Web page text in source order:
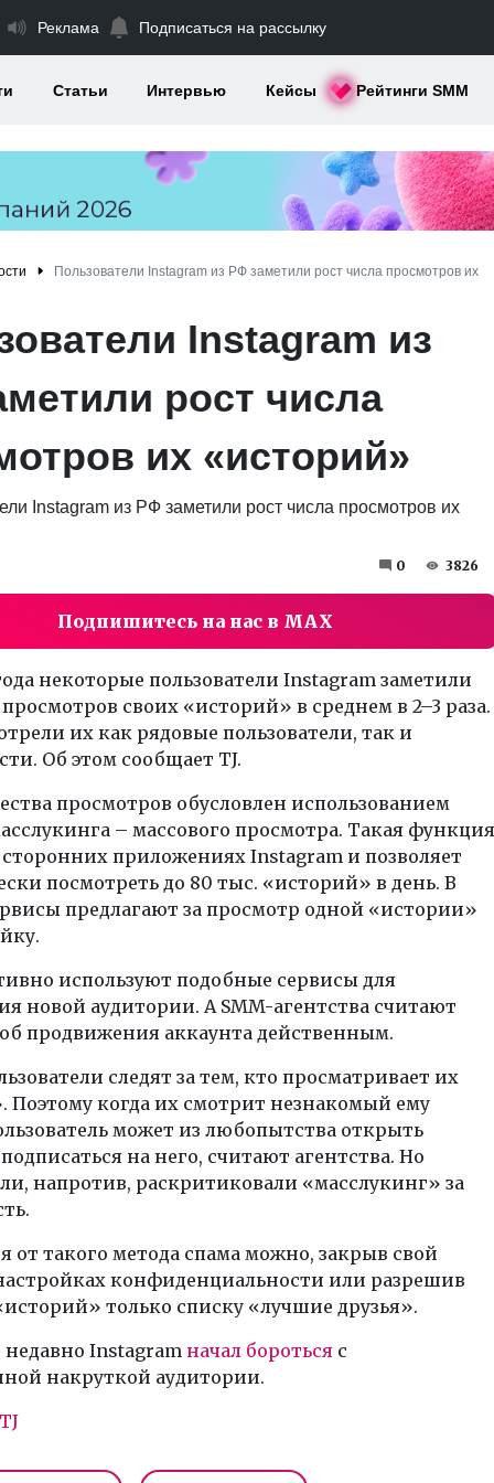
Реклама Подписаться на рассылку
Статьи Интервью Кейсы Рейтинги SMM
Пользователи Instagram из РФ заметили рост числа просмотров их
Instagram из
рост числа
их «историй»
0 3826
Подпишитесь на нас в MAX
некоторые пользователи Instagram заметили
своих «историй» в среднем в 2–3 раза.
их как рядовые пользователи, так и
Об этом сообщает TJ.
просмотров обусловлен использованием
– массового просмотра. Такая функция
сторонних приложениях Instagram и позволяет
посмотреть до 80 тыс. «историй» в день. В
предлагают за просмотр одной «истории»
используют подобные сервисы для
новой аудитории. А SMM-агентства считают
продвижения аккаунта действенным.
следят за тем, кто просматривает их
Поэтому когда их смотрит незнакомый ему
может из любопытства открыть
на него, считают агентства. Но
напротив, раскритиковали «масслукинг» за
от такого метода спама можно, закрыв свой
конфиденциальности или разрешив
только списку «лучшие друзья».
Instagram начал боротьсяс
накруткой аудитории.